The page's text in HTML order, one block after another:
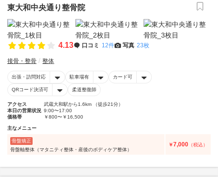
東大和中央通り整骨院
4.13 口コミ 12件 写真 23枚
接骨・整骨 整体
出張・訪問対応 駐車場有 カード可
QRコード決済可 柔道整復師
アクセス
武蔵大和駅から1.6km （徒歩21分）
本日の営業状況 9:00〜17:00
価格帯
￥800〜￥16,500
主なメニュー
骨盤矯正
骨盤軸整体（マタニティ整体・産後のボディケア整体）
￥7,000 （税込）